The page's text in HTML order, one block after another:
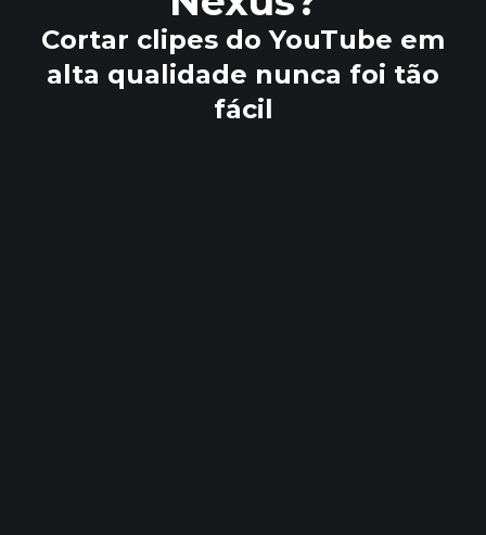
Cortar clipes do YouTube em
alta qualidade nunca foi tão
fácil